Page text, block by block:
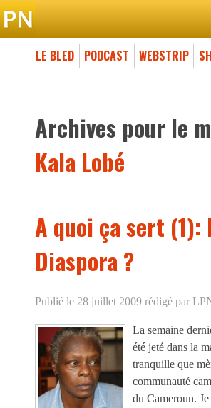
LE BLED PODCAST WEBSTRIP
Archives pour le
Kala Lobé
A quoi ça sert (1):
Diaspora ?
Publié le 28 juillet 2009 rédigé par
La semaine
été jeté dans la
tranquille que
communauté
du Cameroun.